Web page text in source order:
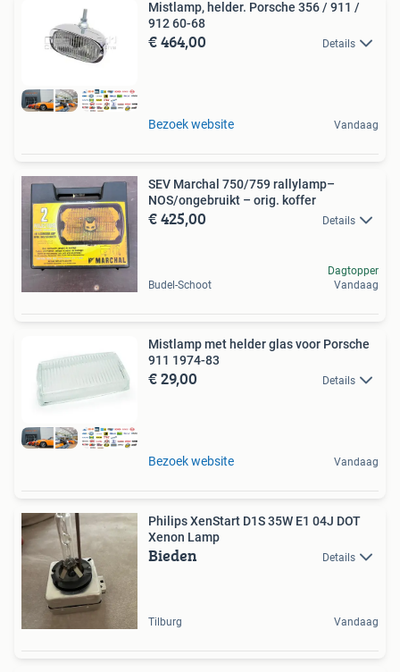
Mistlamp, helder. Porsche 356 / 911 /
912 60-68
€ 464,00 Details
Bezoek website Vandaag
SEV Marchal 750/759 rallylamp–
NOS/ongebruikt – orig. koffer
€ 425,00 Details
Budel-Schoot
Dagtopper
Vandaag
Mistlamp met helder glas voor Porsche
911 1974-83
€ 29,00 Details
Bezoek website Vandaag
Philips XenStart D1S 35W E1 04J DOT
Xenon Lamp
Bieden Details
Tilburg Vandaag